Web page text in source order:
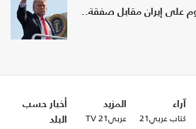
على إيران مقابل صفقة..
آراء
كتاب عربي21
المزيد
عربي21 TV
أخبار حسب
البلد